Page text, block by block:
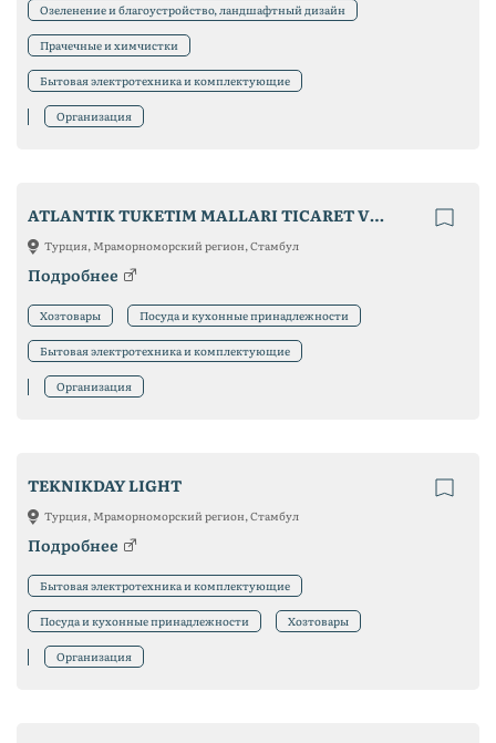
Озеленение и благоустройство, ландшафтный дизайн
Прачечные и химчистки
Бытовая электротехника и комплектующие
Организация
ATLANTIK TUKETIM MALLARI TICARET VE SANAYI LIMITED SIRKETI
Турция, Мраморноморский регион, Стамбул
Подробнее
Хозтовары Посуда и кухонные принадлежности
Бытовая электротехника и комплектующие
Организация
TEKNIKDAY LIGHT
Турция, Мраморноморский регион, Стамбул
Подробнее
Бытовая электротехника и комплектующие
Посуда и кухонные принадлежности Хозтовары
Организация